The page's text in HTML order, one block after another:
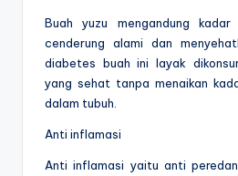
Buah yuzu mengandung
cenderung alami dan
diabetes buah ini layak
yang sehat tanpa menaikan
dalam tubuh.
Anti inflamasi
Anti inflamasi yaitu anti